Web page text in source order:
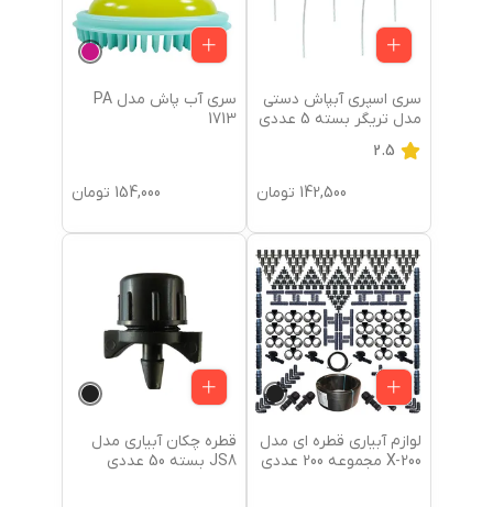
سری اسپری آبپاش دستی
مدل تریگر بسته 5 عددی
2.5
142,500 تومان
سری آب پاش مدل PA
1713
154,000 تومان
لوازم آبیاری قطره ای مدل
X-200 مجموعه 200 عددی
قطره چکان آبیاری مدل
JS8 بسته 50 عددی